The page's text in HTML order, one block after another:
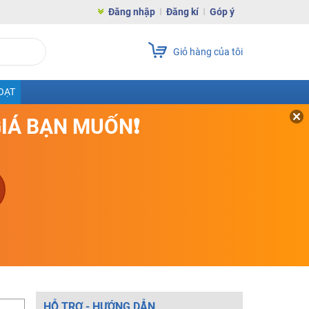
Đăng nhập Đăng kí Góp ý
Giỏ hàng của tôi
BẠN MUỐN❗